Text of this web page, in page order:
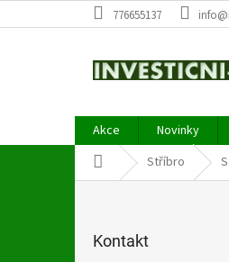
na
776655137
Akce Novinky
Domů Stříbro
Kontakt